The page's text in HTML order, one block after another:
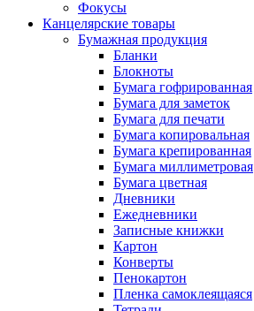
Фокусы
Канцелярские товары
Бумажная продукция
Бланки
Блокноты
Бумага гофрированная
Бумага для заметок
Бумага для печати
Бумага копировальная
Бумага крепированная
Бумага миллиметровая
Бумага цветная
Дневники
Ежедневники
Записные книжки
Картон
Конверты
Пенокартон
Пленка самоклеящаяся